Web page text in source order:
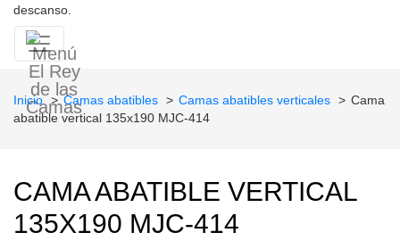
descanso.
Inicio Camas abatibles Camas abatibles verticales
Cama
abatible vertical 135x190 MJC-414
CAMA ABATIBLE VERTICAL
135X190 MJC-414